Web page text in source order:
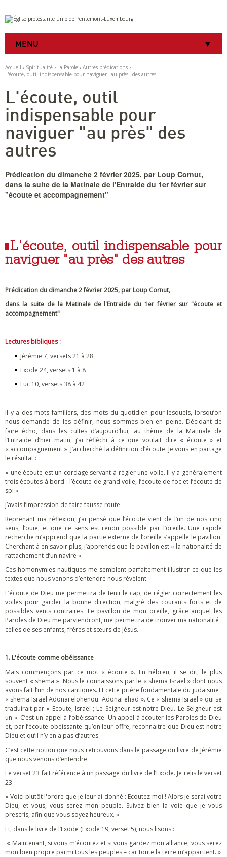
Aller
au
contenu.
à
navigation
Outils
personnels
MENU
Accueil › Spiritualité › La Parole › Autres prédications ›
L'écoute, outil indispensable pour naviguer "au près" des autres
L'écoute, outil
indispensable pour
naviguer "au près" des
autres
Prédication du dimanche 2 février 2025, par Loup Cornut,
dans la suite de la Matinale de l'Entraide du 1er février sur
"écoute et accompagnement"
L'écoute, outil indispensable pour
naviguer "au près" des autres
Prédication du dimanche 2 février 2025, par Loup Cornut,
dans la suite de la Matinale de l'Entraide du 1er février sur "écoute et
accompagnement"
Lectures bibliques :
Jérémie 7, versets 21 à 28
Exode 24, versets 1 à 8
Luc 10, versets 38 à 42
Il y a des mots familiers, des mots du quotidien pour lesquels, lorsqu’on
nous demande de les définir, nous sommes bien en peine. Décidant de
faire écho, dans les cultes d’aujourd’hui, au thème de la Matinale de
l’Entraide d’hier matin, j’ai réfléchi à ce que voulait dire « écoute » et
« accompagnement ». J’ai cherché la définition d’écoute. Je vous en partage
le résultat :
« une écoute est un cordage servant à régler une voile. Il y a généralement
trois écoutes à bord : l’écoute de grand voile, l’écoute de foc et l’écoute de
spi ».
J’avais l’impression de faire fausse route.
Reprenant ma réflexion, j’ai pensé que l’écoute vient de l’un de nos cinq
sens, l’ouïe, et que ce sens est rendu possible par l’oreille. Une rapide
recherche m’apprend que la partie externe de l’oreille s’appelle le pavillon.
Cherchant à en savoir plus, j’apprends que le pavillon est « la nationalité de
rattachement d’un navire ».
Ces homonymies nautiques me semblent parfaitement illustrer ce que les
textes que nous venons d’entendre nous révèlent.
L’écoute de Dieu me permettra de tenir le cap, de régler correctement les
voiles pour garder la bonne direction, malgré des courants forts et de
possibles vents contraires. Le pavillon de mon oreille, grâce auquel les
Paroles de Dieu me parviendront, me permettra de trouver ma nationalité :
celles de ses enfants, frères et sœurs de Jésus.
1. L'écoute comme obéissance
Mais commençons par ce mot « écoute ». En hébreu, il se dit, le plus
souvent « shema ». Nous le connaissons par le « shema Israël » dont nous
avons fait l’un de nos cantiques. Et cette prière fondamentale du judaïsme :
« shema Israël Adonaï elohenou. Adonaï ehad ». Ce « shema Israël » qui se
traduirait par « Ecoute, Israël ; Le Seigneur est notre Dieu. Le Seigneur est
un ». C’est un appel à l’obéissance. Un appel à écouter les Paroles de Dieu
et, par l’écoute obéissante qu’on leur offre, reconnaitre que Dieu est notre
Dieu et qu’il n’y en a pas d’autres.
C’est cette notion que nous retrouvons dans le passage du livre de Jérémie
que nous venons d’entendre.
Le verset 23 fait référence à un passage du livre de l’Exode. Je relis le verset
23.
« Voici plutôt l'ordre que je leur ai donné : Ecoutez-moi ! Alors je serai votre
Dieu, et vous, vous serez mon peuple. Suivez bien la voie que je vous
prescris, afin que vous soyez heureux. »
Et, dans le livre de l’Exode (Exode 19, verset 5), nous lisons :
« Maintenant, si vous m’écoutez et si vous gardez mon alliance, vous serez
mon bien propre parmi tous les peuples – car toute la terre m’appartient. »